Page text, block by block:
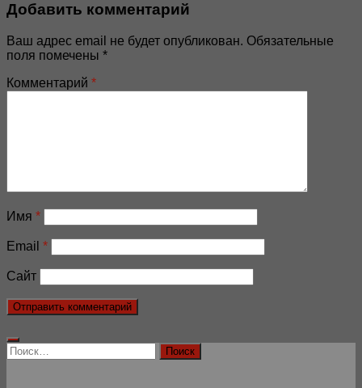
Добавить комментарий
Ваш адрес email не будет опубликован. Обязательные
поля помечены *
Комментарий *
Имя *
Email *
Сайт
Найти: